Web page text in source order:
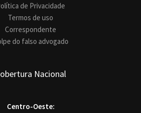
de Privacidade
Termos de uso
Correspondente
do falso advogado
Nacional
Centro-Oeste: